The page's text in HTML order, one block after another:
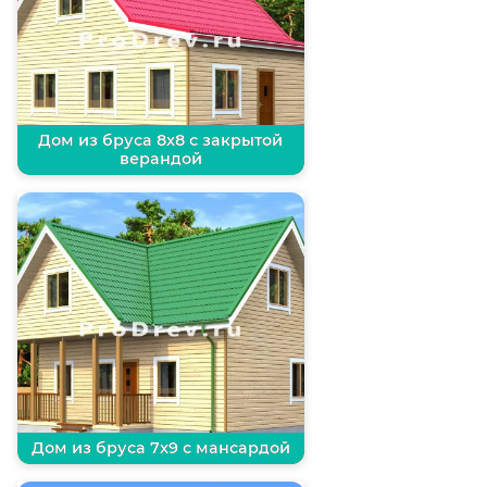
Дом из бруса 8х8 с закрытой
верандой
Дом из бруса 7х9 с мансардой